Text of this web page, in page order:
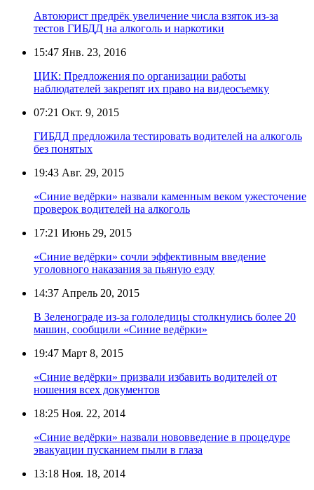
Автоюрист предрёк увеличение числа взяток из-за
тестов ГИБДД на алкоголь и наркотики
15:47 Янв. 23, 2016
ЦИК: Предложения по организации работы
наблюдателей закрепят их право на видеосъемку
07:21 Окт. 9, 2015
ГИБДД предложила тестировать водителей на алкоголь
без понятых
19:43 Авг. 29, 2015
«Синие ведёрки» назвали каменным веком ужесточение
проверок водителей на алкоголь
17:21 Июнь 29, 2015
«Синие ведёрки» сочли эффективным введение
уголовного наказания за пьяную езду
14:37 Апрель 20, 2015
В Зеленограде из-за гололедицы столкнулись более 20
машин, сообщили «Синие ведёрки»
19:47 Март 8, 2015
«Синие ведёрки» призвали избавить водителей от
ношения всех документов
18:25 Ноя. 22, 2014
«Синие ведёрки» назвали нововведение в процедуре
эвакуации пусканием пыли в глаза
13:18 Ноя. 18, 2014